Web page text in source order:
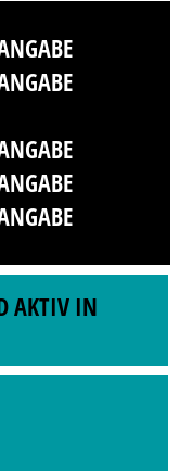
AKTIV IN